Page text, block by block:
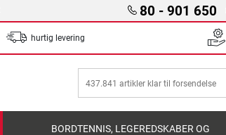
80 - 901 650
hurtig levering
BORDTENNIS, LEGEREDSKABER OG